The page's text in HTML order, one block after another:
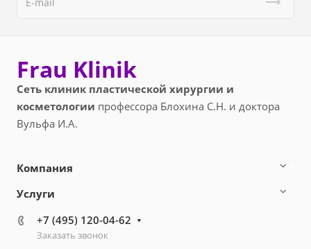
Frau Klinik
Сеть клиник пластической хирургии и
косметологии профессора Блохина С.Н. и доктора
Вульфа И.А.
Компания
Услуги
+7 (495) 120-04-62
Заказать звонок